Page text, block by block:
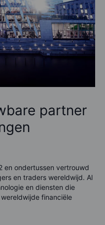
partner
en ondertussen vertrouwd
en traders wereldwijd. Al
en diensten die
financiële